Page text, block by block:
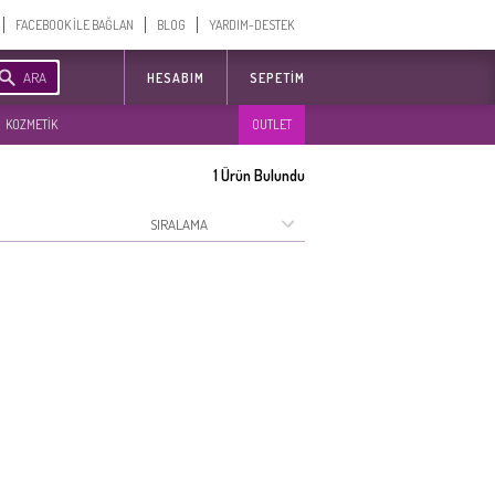
FACEBOOK İLE BAĞLAN BLOG YARDIM-DESTEK
ARA HESABIM SEPETIM
KOZMETİK OUTLET
1Ürün Bulundu